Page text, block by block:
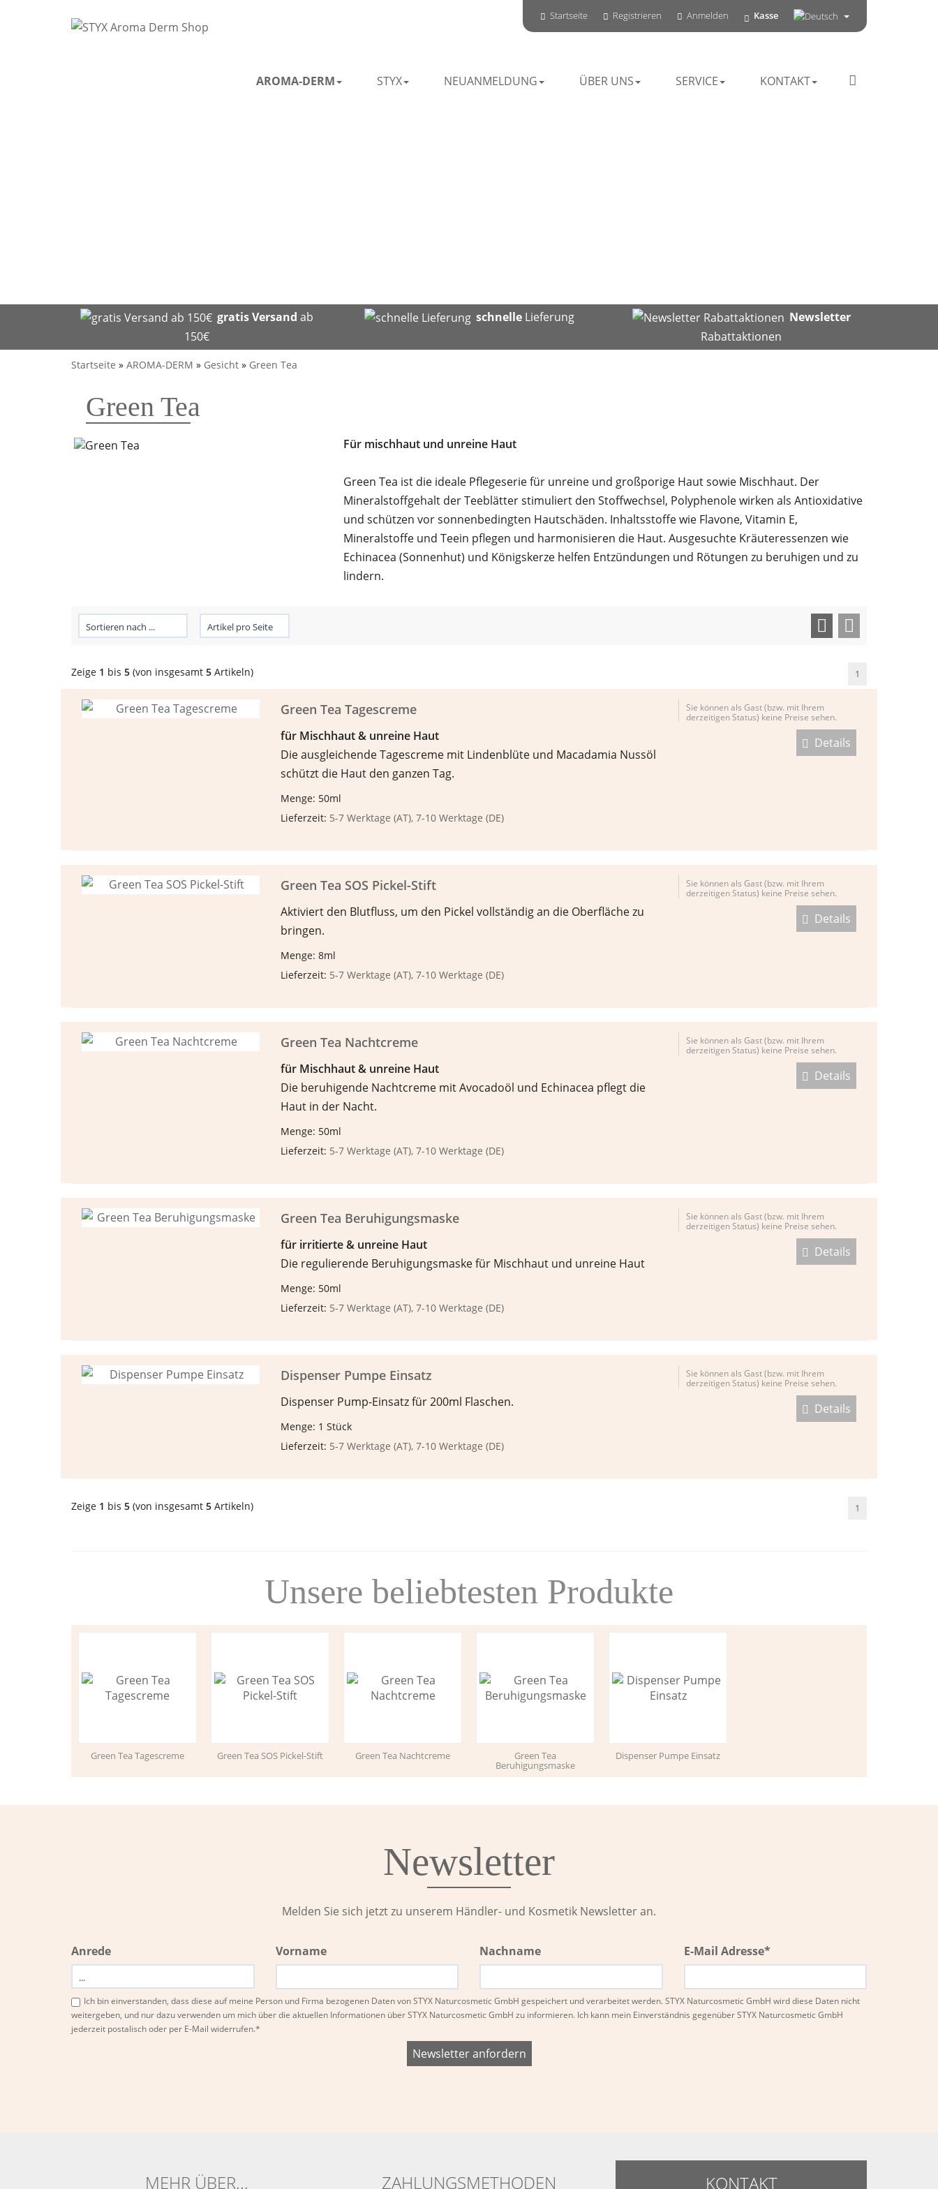
Startseite Registrieren Anmelden Kasse
AROMA-DERM STYX NEUANMELDUNG ÜBER UNS SERVICE KONTAKT
gratis Versand ab
150€
schnelleLieferung
Newsletter
Rabattaktionen
Startseite » AROMA-DERM » Gesicht » Green Tea
Green Tea
Für mischhaut und unreine Haut
Green Tea ist die ideale Pflegeserie für unreine und großporige Haut sowie Mischhaut. Der
Mineralstoffgehalt der Teeblätter stimuliert den Stoffwechsel, Polyphenole wirken als Antioxidative
und schützen vor sonnenbedingten Hautschäden. Inhaltsstoffe wie Flavone, Vitamin E,
Mineralstoffe und Teein pflegen und harmonisieren die Haut. Ausgesuchte Kräuteressenzen wie
Echinacea (Sonnenhut) und Königskerze helfen Entzündungen und Rötungen zu beruhigen und zu
lindern.
Zeige 1 bis 5 (von insgesamt 5 Artikeln) 1
Green Tea Tagescreme
für Mischhaut & unreine Haut
Die ausgleichende Tagescreme mit Lindenblüte und Macadamia Nussöl
schützt die Haut den ganzen Tag.
Menge: 50ml
Lieferzeit: 5-7 Werktage (AT), 7-10 Werktage (DE)
Sie können als Gast (bzw. mit Ihrem
derzeitigen Status) keine Preise sehen.
Details
Green Tea SOS Pickel-Stift
Aktiviert den Blutfluss, um den Pickel vollständig an die Oberfläche zu
bringen.
Menge: 8ml
Lieferzeit: 5-7 Werktage (AT), 7-10 Werktage (DE)
Sie können als Gast (bzw. mit Ihrem
derzeitigen Status) keine Preise sehen.
Details
Green Tea Nachtcreme
für Mischhaut & unreine Haut
Die beruhigende Nachtcreme mit Avocadoöl und Echinacea pflegt die
Haut in der Nacht.
Menge: 50ml
Lieferzeit: 5-7 Werktage (AT), 7-10 Werktage (DE)
Sie können als Gast (bzw. mit Ihrem
derzeitigen Status) keine Preise sehen.
Details
Green Tea Beruhigungsmaske
für irritierte & unreine Haut
Die regulierende Beruhigungsmaske für Mischhaut und unreine Haut
Menge: 50ml
Lieferzeit: 5-7 Werktage (AT), 7-10 Werktage (DE)
Sie können als Gast (bzw. mit Ihrem
derzeitigen Status) keine Preise sehen.
Details
Dispenser Pumpe Einsatz
Dispenser Pump-Einsatz für 200ml Flaschen.
Menge: 1 Stück
Lieferzeit: 5-7 Werktage (AT), 7-10 Werktage (DE)
Sie können als Gast (bzw. mit Ihrem
derzeitigen Status) keine Preise sehen.
Details
Zeige 1 bis 5 (von insgesamt 5 Artikeln) 1
Unsere beliebtesten Produkte
Green Tea Tagescreme Green Tea SOS Pickel-Stift Green Tea Nachtcreme Green Tea
Beruhigungsmaske
Dispenser Pumpe Einsatz
Newsletter
Melden Sie sich jetzt zu unserem Händler- und Kosmetik Newsletter an.
Anrede Vorname Nachname E-Mail Adresse*
Ich bin einverstanden, dass diese auf meine Person und Firma bezogenen Daten von STYX Naturcosmetic GmbH gespeichert und verarbeitet werden. STYX Naturcosmetic GmbH wird diese Daten nicht
weitergeben, und nur dazu verwenden um mich über die aktuellen Informationen über STYX Naturcosmetic GmbH zu informieren. Ich kann mein Einverständnis gegenüber STYX Naturcosmetic GmbH
jederzeit postalisch oder per E-Mail widerrufen.*
MEHR ÜBER... ZAHLUNGSMETHODEN KONTAKT